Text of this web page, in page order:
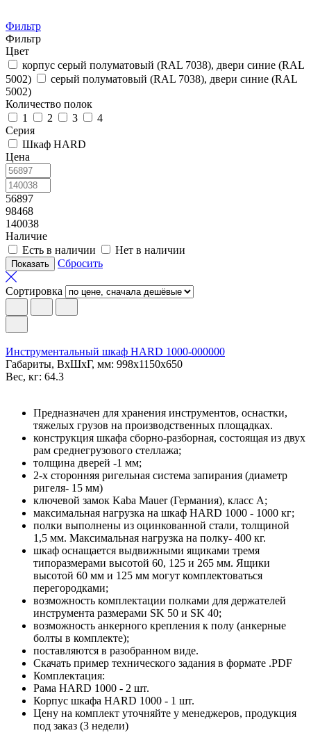
Фильтр
Фильтр
Цвет
корпус серый полуматовый (RAL 7038), двери синие (RAL
5002)
серый полуматовый (RAL 7038), двери синие (RAL
5002)
Количество полок
1
2 3
4
Серия
Шкаф HARD
Цена
56897
98468
140038
Наличие
Есть в наличии
Нет в наличии
Сбросить
Сортировка
Инструментальный шкаф HARD 1000-000000
Габариты, ВxШxГ, мм: 998x1150x650
Вес, кг: 64.3
Предназначен для хранения инструментов, оснастки,
тяжелых грузов на производственных площадках.
конструкция шкафа сборно-разборная, состоящая из двух
рам среднегрузового стеллажа;
толщина дверей -1 мм;
2-х сторонняя ригельная система запирания (диаметр
ригеля- 15 мм)
ключевой замок Kaba Mauer (Германия), класс A;
максимальная нагрузка на шкаф HARD 1000 - 1000 кг;
полки выполнены из оцинкованной стали, толщиной
1,5 мм. Максимальная нагрузка на полку- 400 кг.
шкаф оснащается выдвижными ящиками тремя
типоразмерами высотой 60, 125 и 265 мм. Ящики
высотой 60 мм и 125 мм могут комплектоваться
перегородками;
возможность комплектации полками для держателей
инструмента размерами SK 50 и SK 40;
возможность анкерного крепления к полу (анкерные
болты в комплекте);
поставляются в разобранном виде.
Скачать пример технического задания в формате .PDF
Комплектация:
Рама HARD 1000 - 2 шт.
Корпус шкафа HARD 1000 - 1 шт.
Цену на комплект уточняйте у менеджеров, продукция
под заказ (3 недели)